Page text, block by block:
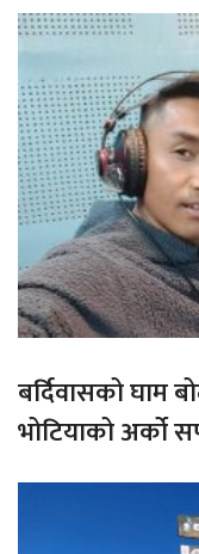
बर्दिवासको घाम
भोटियाको अर्को